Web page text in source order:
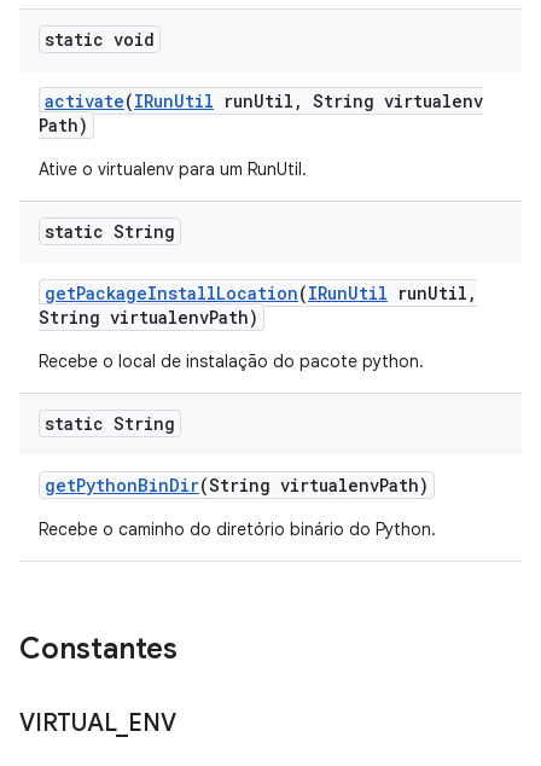
static void
activate(IRunUtil runUtil , String virtualenv
Path)
Ative o virtualenv para um RunUtil.
static String
getPackageInstallLocation(IRunUtil runUtil ,
String virtualenvPath)
Recebe o local de instalação do pacote python.
static String
getPythonBinDir(String virtualenvPath)
Recebe o caminho do diretório binário do Python.
Constantes
VIRTUAL_ ENV